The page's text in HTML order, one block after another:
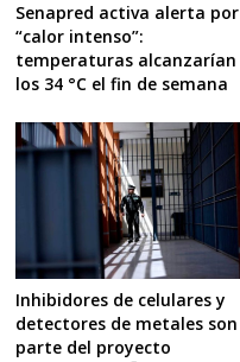
Senapred activa alerta por
“calor intenso”:
temperaturas alcanzarían
los 34 °C el fin de semana
Inhibidores de celulares y
detectores de metales son
parte del proyecto